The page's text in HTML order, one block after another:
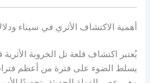
أهمية الاكتشاف الأثري في سيناء
يُعتبر اكتشاف قلعة تل الخروبة
يسلط الضوء على فترة من أعظم